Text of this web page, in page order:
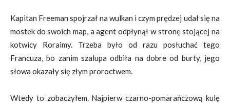
Kapitan Freeman spojrzał na wulkan i czym prędzej udał się na
mostek do swoich map, a agent odpłynął w stronę stojącej na
kotwicy Roraimy. Trzeba było od razu posłuchać tego
Francuza, bo zanim szalupa odbiła na dobre od burty, jego
słowa okazały się złym proroctwem.
Wtedy to zobaczyłem. Najpierw czarno-pomarańczową kulę